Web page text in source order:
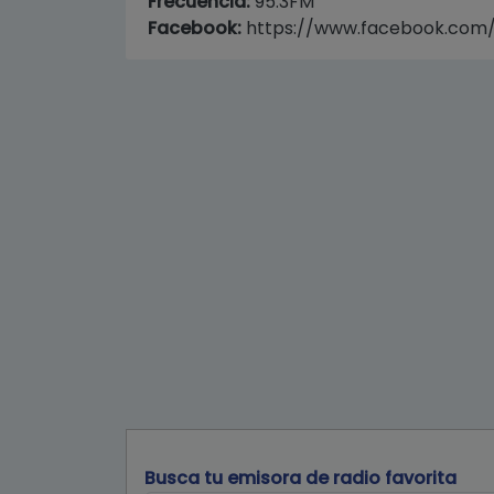
Facebook: https://
Busca tu emisora de radio favorita